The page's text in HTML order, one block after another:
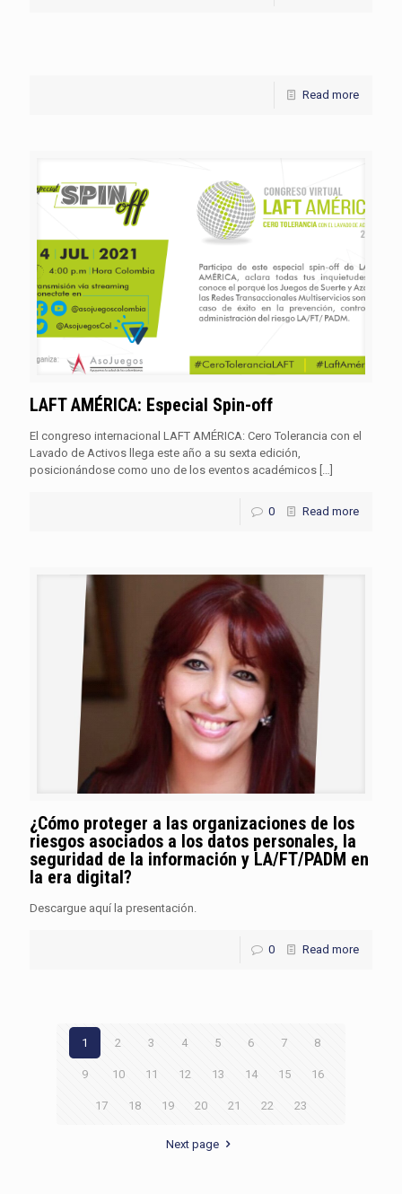
Read more
LAFT AMÉRICA: Especial Spin-off
El congreso internacional LAFT AMÉRICA: Cero Tolerancia con el
Lavado de Activos llega este año a su sexta edición,
posicionándose como uno de los eventos académicos […]
0 Read more
¿Cómo proteger a las organizaciones de los
riesgos asociados a los datos personales, la
seguridad de la información y LA/FT/PADM en
la era digital?
Descargue aquí la presentación.
0 Read more
1 2 3 4 5 6 7 8
9 10 11 12 13 14 15 16
17 18 19 20 21 22 23
Next page